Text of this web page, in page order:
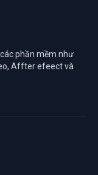
phần mềm như
Affter efeect và